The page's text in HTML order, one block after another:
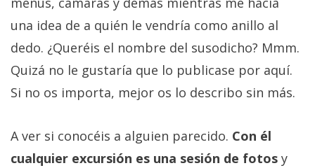
una idea de a quién le vendría como anillo al
dedo. ¿Queréis el nombre del susodicho? Mmm.
Quizá no le gustaría que lo publicase por aquí.
Si no os importa, mejor os lo describo sin más.
A ver si conocéis a alguien parecido. Con él
cualquier excursión es una sesión de fotos y